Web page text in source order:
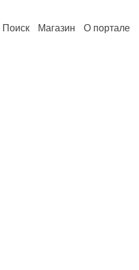
Поиск Магазин О портале